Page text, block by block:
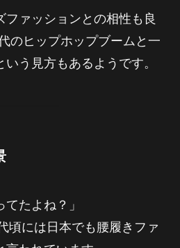
ファッションとの相性も良
のヒップホップブームと一
う見方もあるようです。
てたよね？」
頃には日本でも腰履きファ